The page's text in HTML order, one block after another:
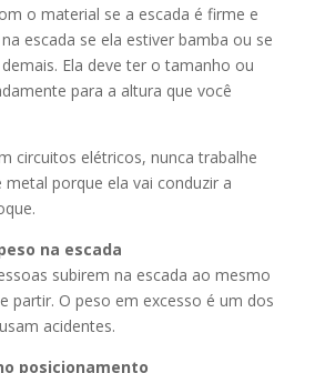
o material se a escada é firme e
escada se ela estiver bamba ou se
Ela deve ter o tamanho ou
para a altura que você
circuitos elétricos, nunca trabalhe
porque ela vai conduzir a
na escada
subirem na escada ao mesmo
partir. O peso em excesso é um dos
acidentes.
posicionamento